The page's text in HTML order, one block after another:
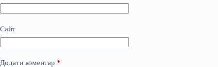
Сайт
Додати коментар *